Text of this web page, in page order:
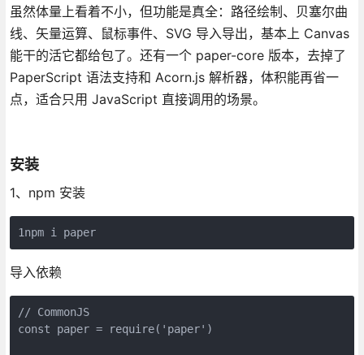
虽然体量上看着不小，但功能是真全：路径绘制、贝塞尔曲
线、矢量运算、鼠标事件、SVG 导入导出，基本上 Canvas
能干的活它都给包了。还有一个 paper-core 版本，去掉了
PaperScript 语法支持和 Acorn.js 解析器，体积能再省一
点，适合只用 JavaScript 直接调用的场景。
安装
1、npm 安装
1npm i paper
导入依赖
// CommonJS
const paper = require('paper')